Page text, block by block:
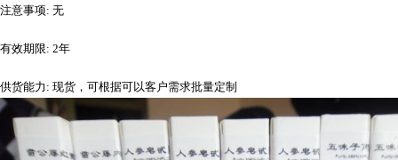
注意事项: 无
有效期限: 2年
供货能力 : 现货，可根据可以客户需求批量定制